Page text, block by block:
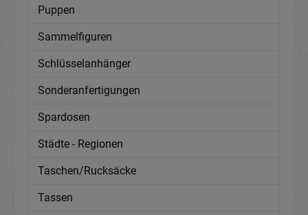
Puppen
Sammelfiguren
Schlüsselanhänger
Sonderanfertigungen
Spardosen
Städte - Regionen
Taschen/Rucksäcke
Tassen